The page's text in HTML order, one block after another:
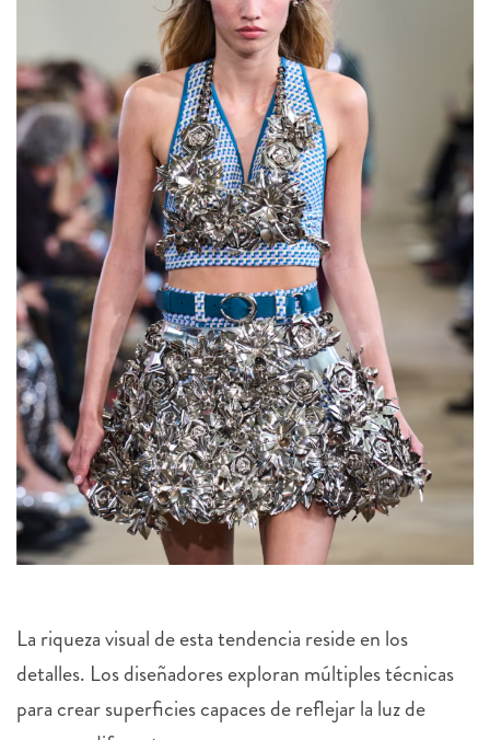
detalles. Los diseñadores exploran múltiples técnicas
para crear superficies capaces de reflejar la luz de
maneras diferentes.